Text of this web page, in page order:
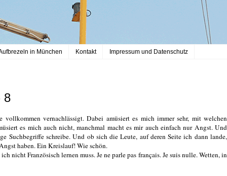
in München Kontakt Impressum und Datenschutz
8
vernachlässigt. Dabei amüsiert es mich immer sehr, mit welchen
es mich auch nicht, manchmal macht es mir auch einfach nur Angst. Und
Suchbegriffe schreibe. Und ob sich die Leute, auf deren Seite ich dann lande,
haben. Ein Kreislauf! Wie schön.
nicht Französisch lernen muss. Je ne parle pas français. Je suis nulle. Wetten, in